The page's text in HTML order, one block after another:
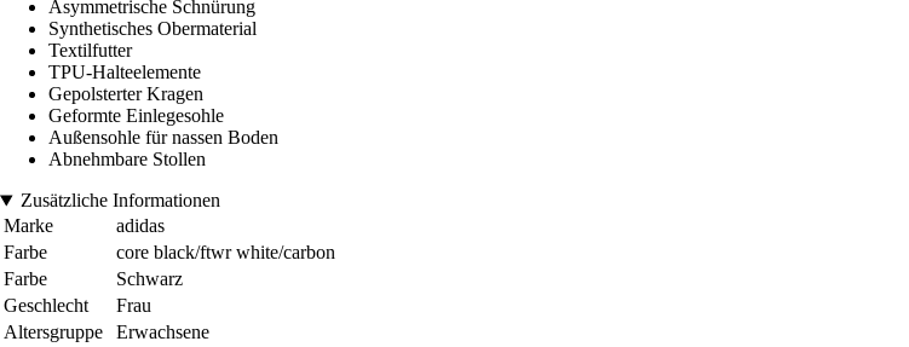
Asymmetrische Schnürung
Synthetisches Obermaterial
Textilfutter
TPU-Halteelemente
Gepolsterter Kragen
Geformte Einlegesohle
Außensohle für nassen Boden
Abnehmbare Stollen
Zusätzliche Informationen
Marke
adidas
Farbe
core black/ftwr white/carbon
Farbe
Schwarz
Geschlecht
Frau
Altersgruppe
Erwachsene